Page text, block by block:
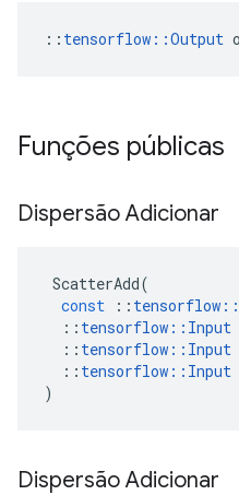
:: tensorflow::Output
Funções públicas
Dispersão Adicionar
ScatterAdd(
const
:: tensorflow ::
:: tensorflow :: Input
:: tensorflow :: Input
:: tensorflow :: Input
)
Dispersão Adicionar